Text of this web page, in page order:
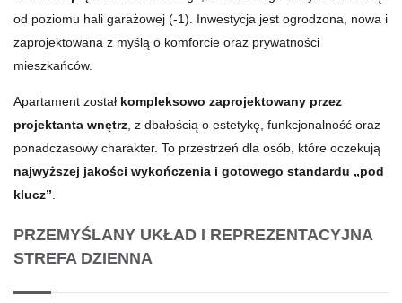
od poziomu hali garażowej (-1). Inwestycja jest ogrodzona, nowa i
zaprojektowana z myślą o komforcie oraz prywatności
mieszkańców.
Apartament został kompleksowo zaprojektowany przez
projektanta wnętrz, z dbałością o estetykę, funkcjonalność oraz
ponadczasowy charakter. To przestrzeń dla osób, które oczekują
najwyższej jakości wykończenia i gotowego standardu „pod
klucz”.
PRZEMYŚLANY UKŁAD I REPREZENTACYJNA
STREFA DZIENNA